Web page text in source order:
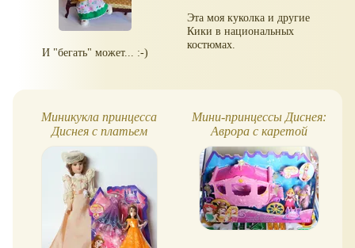
И "бегать" может... :-)
Эта моя куколка и другие
Кики в национальных
костюмах.
Миникукла принцесса
Диснея с платьем
MagiClip - Белль
Мини-принцессы Диснея:
Аврора с каретой